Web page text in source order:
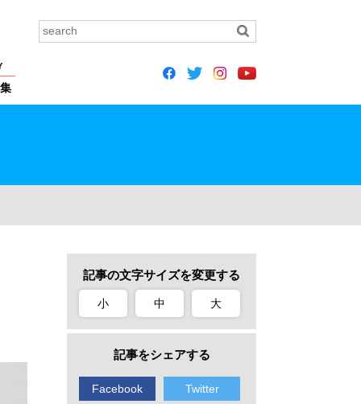
記事の文字サイズを変更する
小 中 大
記事をシェアする
Facebook Twitter